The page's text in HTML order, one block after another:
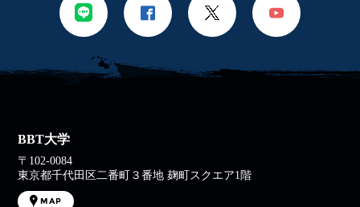
BBT大学
〒102-0084
東京都千代田区二番町３番地 麹町スクエア1階
MAP